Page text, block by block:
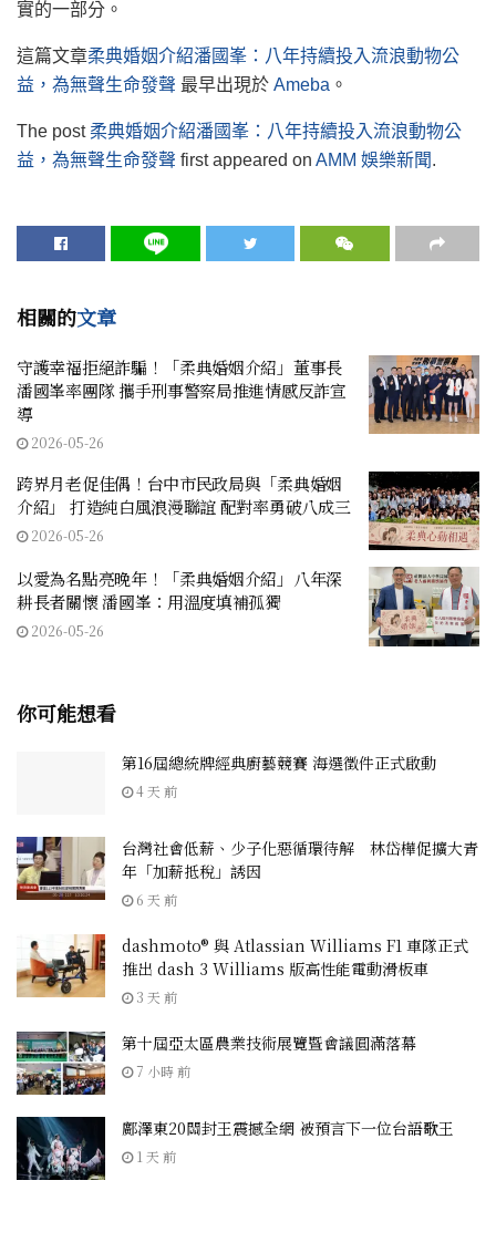
實的一部分。
這篇文章柔典婚姻介紹潘國峯：八年持續投入流浪動物公
益，為無聲生命發聲 最早出現於 Ameba 。
The post 柔典婚姻介紹潘國峯：八年持續投入流浪動物公
益，為無聲生命發聲 first appeared on AMM 娛樂新聞.
相關的文章
守護幸福拒絕詐騙！「柔典婚姻介紹」董事長
潘國峯率團隊 攜手刑事警察局推進情感反詐宣
導
2026-05-26
跨界月老促佳偶！台中市民政局與「柔典婚姻
介紹」 打造純白風浪漫聯誼 配對率勇破八成三
2026-05-26
以愛為名點亮晚年！「柔典婚姻介紹」八年深
耕長者關懷 潘國峯：用溫度填補孤獨
2026-05-26
你可能想看
第16屆總統牌經典廚藝競賽 海選徵件正式啟動
4 天 前
台灣社會低薪、少子化惡循環待解 林岱樺促擴大青
年「加薪抵稅」誘因
6 天 前
dashmoto® 與 Atlassian Williams F1 車隊正式
推出 dash 3 Williams 版高性能電動滑板車
3 天 前
第十屆亞太區農業技術展覽暨會議圓滿落幕
7 小時 前
鄺澤東20關封王震撼全網 被預言下一位台語歌王
1 天 前